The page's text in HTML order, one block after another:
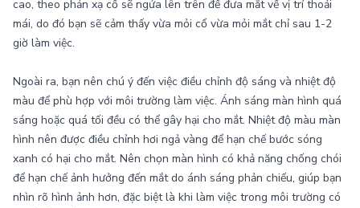
cao, theo phản xạ cổ sẽ ngửa lên trên để đưa mắt về vị trí thoải
mái, do đó bạn sẽ cảm thấy vừa mỏi cổ vừa mỏi mắt chỉ sau 1-2
giờ làm việc.
Ngoài ra, bạn nên chú ý đến việc điều chỉnh độ sáng và nhiệt độ
màu để phù hợp với môi trường làm việc. Ánh sáng màn hình quá
sáng hoặc quá tối đều có thể gây hại cho mắt. Nhiệt độ màu màn
hình nên được điều chỉnh hơi ngả vàng để hạn chế bước sóng
xanh có hại cho mắt. Nên chọn màn hình có khả năng chống chói
để hạn chế ảnh hưởng đến mắt do ánh sáng phản chiếu, giúp bạn
nhìn rõ hình ảnh hơn, đặc biệt là khi làm việc trong môi trường có